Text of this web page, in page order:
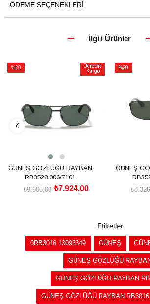
ÖDEME SEÇENEKLERI
İlgili Ürünler
%20
Ücretsiz
Kargo
GÜNEŞ GÖZLÜĞÜ RAYBAN
RB3528 006/7161
₺7.924,00
₺9.905,00
%20
GÜNEŞ
Etiketler
0RB3016 13093349 GÜNEŞ
GÜNEŞ GÖZLÜĞÜ
GÜNEŞ GÖZLÜĞÜ RAYBAN
GÜNEŞ GÖZLÜĞÜ RAYBAN